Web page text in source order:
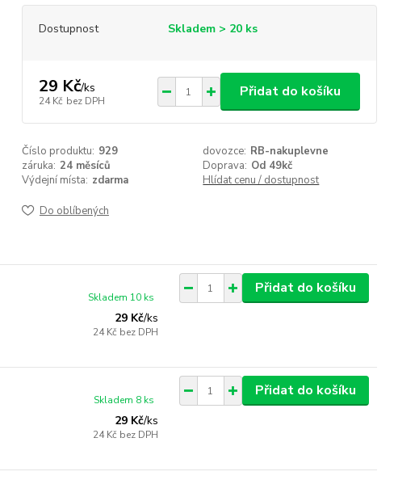
Dostupnost Skladem > 20 ks
29 Kč/ks
24 Kč bez DPH
Přidat do košíku
Číslo produktu: 929 dovozce: RB-nakuplevne
záruka: 24 měsíců Doprava: Od 49kč
Výdejní místa: zdarma Hlídat cenu / dostupnost
Do oblíbených
29 Kč/ks
24 Kč bez DPH
Skladem 10 ks
Přidat do košíku
29 Kč/ks
24 Kč bez DPH
Skladem 8 ks
Přidat do košíku